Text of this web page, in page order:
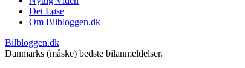
Det Løse
Om Bilbloggen.dk
Bilbloggen.dk
Danmarks (måske) bedste bilanmeldelser.